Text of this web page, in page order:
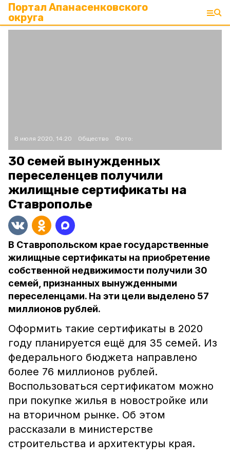
Портал Апанасенковского
округа
8 июля 2020, 14:20 Общество Фото:
30 семей вынужденных
переселенцев получили
жилищные сертификаты на
Ставрополье
В Ставропольском крае государственные
жилищные сертификаты на приобретение
собственной недвижимости получили 30
семей, признанных вынужденными
переселенцами. На эти цели выделено 57
миллионов рублей.
Оформить такие сертификаты в 2020
году планируется ещё для 35 семей. Из
федерального бюджета направлено
более 76 миллионов рублей.
Воспользоваться сертификатом можно
при покупке жилья в новостройке или
на вторичном рынке. Об этом
рассказали в министерстве
строительства и архитектуры края.